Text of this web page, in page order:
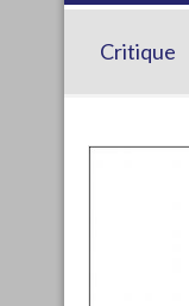
Critique